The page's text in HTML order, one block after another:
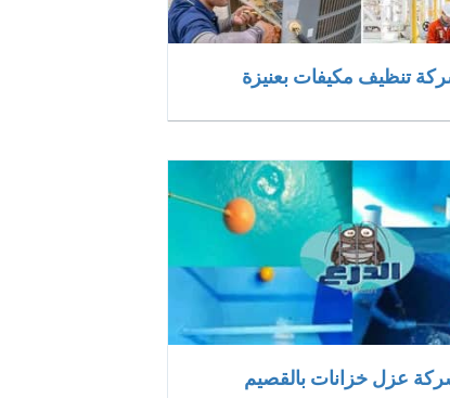
تنظيف مكيفات بعنيزة
عزل خزانات بالقصيم